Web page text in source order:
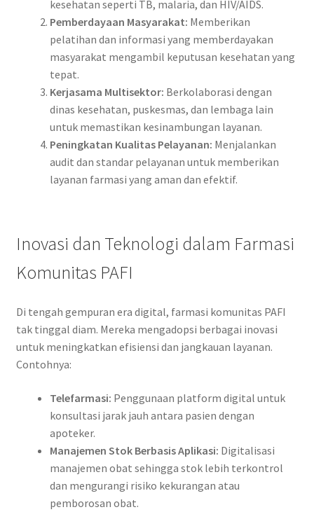
kesehatan seperti TB, malaria, dan HIV/AIDS.
Pemberdayaan Masyarakat: Memberikan
pelatihan dan informasi yang memberdayakan
masyarakat mengambil keputusan kesehatan yang
tepat.
Kerjasama Multisektor: Berkolaborasi dengan
dinas kesehatan, puskesmas, dan lembaga lain
untuk memastikan kesinambungan layanan.
Peningkatan Kualitas Pelayanan: Menjalankan
audit dan standar pelayanan untuk memberikan
layanan farmasi yang aman dan efektif.
Inovasi dan Teknologi dalam Farmasi
Komunitas PAFI
Di tengah gempuran era digital, farmasi komunitas PAFI
tak tinggal diam. Mereka mengadopsi berbagai inovasi
untuk meningkatkan efisiensi dan jangkauan layanan.
Contohnya:
Telefarmasi: Penggunaan platform digital untuk
konsultasi jarak jauh antara pasien dengan
apoteker.
Manajemen Stok Berbasis Aplikasi: Digitalisasi
manajemen obat sehingga stok lebih terkontrol
dan mengurangi risiko kekurangan atau
pemborosan obat.